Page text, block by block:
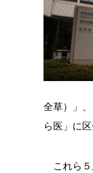
全草）」
ら医」に
これら５